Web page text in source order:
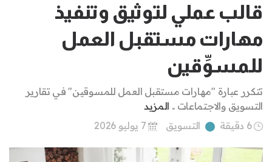
قالب عملي لتوثيق وتنفيذ
مهارات مستقبل العمل
للمسوِّقين
تتكرر عبارة "مهارات مستقبل العمل للمسوقين" في تقارير
التسويق والاجتماعات .. المزيد
6 دقيقة
التسويق 7 يوليو 2026